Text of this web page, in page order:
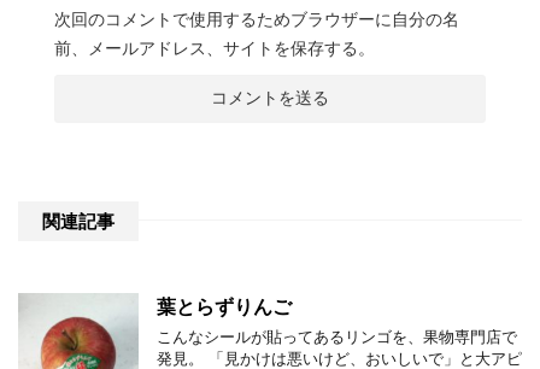
次回のコメントで使用するためブラウザーに自分の名
前、メールアドレス、サイトを保存する。
関連記事
葉とらずりんご
こんなシールが貼ってあるリンゴを、果物専門店で
発見。 「見かけは悪いけど、おいしいで」と大アピ